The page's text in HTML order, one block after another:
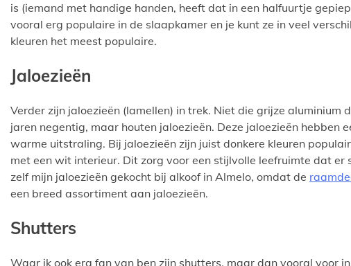
is (iemand met handige handen, heeft dat in een halfuurtje
vooral erg populaire in de slaapkamer en je kunt ze in veel
kleuren het meest populaire.
Jaloezieën
Verder zijn jaloezieën (lamellen) in trek. Niet die grijze
jaren negentig, maar houten jaloezieën. Deze jaloezieën hebben
warme uitstraling. Bij jaloezieën zijn juist donkere kleuren
met een wit interieur. Dit zorg voor een stijlvolle leefruimte dat
zelf mijn jaloezieën gekocht bij alkoof in Almelo, omdat de
een breed assortiment aan jaloezieën.
Shutters
Waar ik ook erg fan van ben zijn shutters, maar dan vooral voor